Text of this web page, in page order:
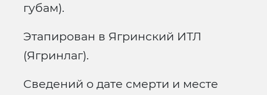
губам).
Этапирован в Ягринский ИТЛ
(Ягринлаг).
Сведений о дате смерти и месте